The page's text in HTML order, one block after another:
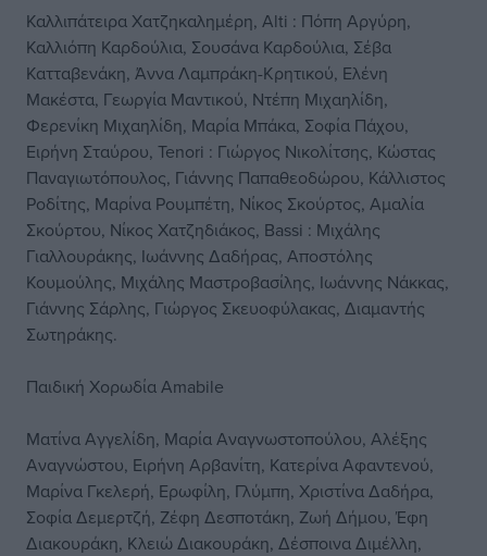
Καλλιπάτειρα Χατζηκαλημέρη, Alti : Πόπη Αργύρη,
Καλλιόπη Καρδούλια, Σουσάνα Καρδούλια, Σέβα
Κατταβενάκη, Άννα Λαμπράκη-Κρητικού, Ελένη
Μακέστα, Γεωργία Μαντικού, Ντέπη Μιχαηλίδη,
Φερενίκη Μιχαηλίδη, Μαρία Μπάκα, Σοφία Πάχου,
Ειρήνη Σταύρου, Tenori : Γιώργος Νικολίτσης, Κώστας
Παναγιωτόπουλος, Γιάννης Παπαθεοδώρου, Κάλλιστος
Ροδίτης, Μαρίνα Ρουμπέτη, Νίκος Σκούρτος, Αμαλία
Σκούρτου, Νίκος Χατζηδιάκος, Bassi : Μιχάλης
Γιαλλουράκης, Ιωάννης Δαδήρας, Αποστόλης
Κουμούλης, Μιχάλης Μαστροβασίλης, Ιωάννης Νάκκας,
Γιάννης Σάρλης, Γιώργος Σκευοφύλακας, Διαμαντής
Σωτηράκης.
Παιδική Χορωδία Amabile
Ματίνα Αγγελίδη, Μαρία Αναγνωστοπούλου, Αλέξης
Αναγνώστου, Ειρήνη Αρβανίτη, Κατερίνα Αφαντενού,
Μαρίνα Γκελερή, Ερωφίλη, Γλύμπη, Χριστίνα Δαδήρα,
Σοφία Δεμερτζή, Ζέφη Δεσποτάκη, Ζωή Δήμου, Έφη
Διακουράκη, Κλειώ Διακουράκη, Δέσποινα Διμέλλη,